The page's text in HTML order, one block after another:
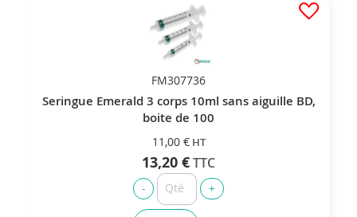
FM307736
Seringue Emerald 3 corps 10ml sans aiguille BD,
boite de 100
11,00 €
13,20 €